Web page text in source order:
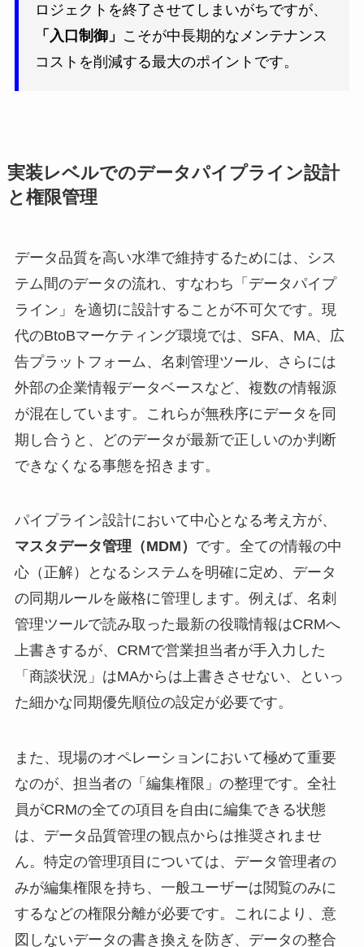
ロジェクトを終了させてしまいがちですが、
「入口制御」 こそが中長期的なメンテナンス
コストを削減する最大のポイントです。
実装レベルでのデータパイプライン設計
と権限管理
データ品質を高い水準で維持するためには、シス
テム間のデータの流れ、すなわち「データパイプ
ライン」を適切に設計することが不可欠です。現
代のBtoBマーケティング環境では、SFA、MA、広
告プラットフォーム、名刺管理ツール、さらには
外部の企業情報データベースなど、複数の情報源
が混在しています。これらが無秩序にデータを同
期し合うと、どのデータが最新で正しいのか判断
できなくなる事態を招きます。
パイプライン設計において中心となる考え方が、
マスタデータ管理（MDM） です。全ての情報の中
心（正解）となるシステムを明確に定め、データ
の同期ルールを厳格に管理します。例えば、名刺
管理ツールで読み取った最新の役職情報はCRMへ
上書きするが、CRMで営業担当者が手入力した
「商談状況」はMAからは上書きさせない、といっ
た細かな同期優先順位の設定が必要です。
また、現場のオペレーションにおいて極めて重要
なのが、担当者の「編集権限」の整理です。全社
員がCRMの全ての項目を自由に編集できる状態
は、データ品質管理の観点からは推奨されませ
ん。特定の管理項目については、データ管理者の
みが編集権限を持ち、一般ユーザーは閲覧のみに
するなどの権限分離が必要です。これにより、意
図しないデータの書き換えを防ぎ、データの整合